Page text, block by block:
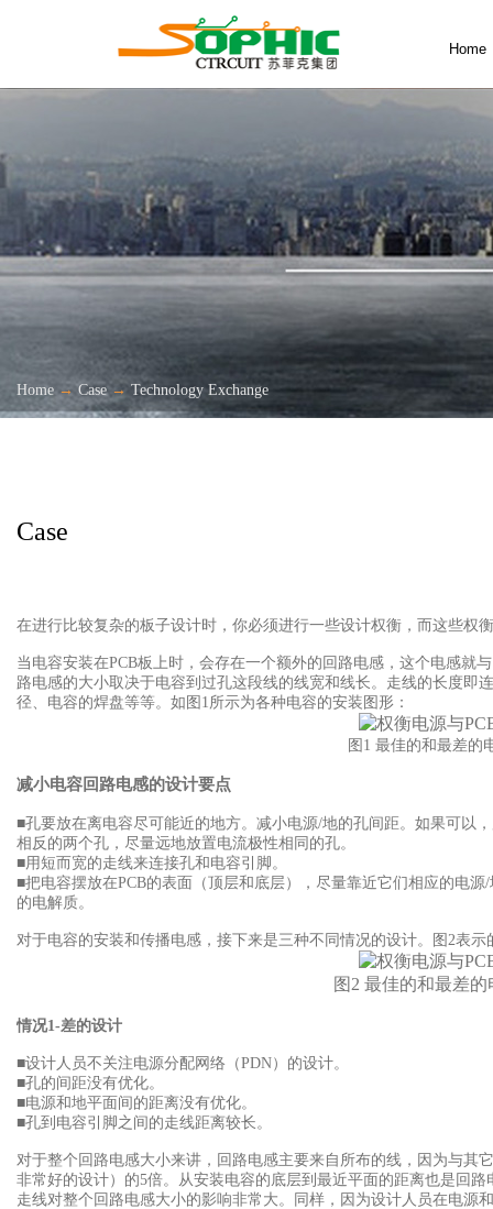
Home
Home → Case → Technology Exchange
Case
在进行比较复杂的板子设计时，你必须进行一些设计权衡，而这些权
当电容安装在PCB板上时，会存在一个额外的回路电感，这个电感就
路电感的大小取决于电容到过孔这段线的线宽和线长。走线的长度即
径、电容的焊盘等等。如图1所示为各种电容的安装图形：
图1 最佳的和最差的
减小电容回路电感的设计要点
■孔要放在离电容尽可能近的地方。减小电源/地的孔间距。如果可以
相反的两个孔，尽量远地放置电流极性相同的孔。
■用短而宽的走线来连接孔和电容引脚。
■把电容摆放在PCB的表面（顶层和底层），尽量靠近它们相应的电
的电解质。
对于电容的安装和传播电感，接下来是三种不同情况的设计。图2表示
图2 最佳的和最差的
情况1-差的设计
■设计人员不关注电源分配网络（PDN）的设计。
■孔的间距没有优化。
■电源和地平面间的距离没有优化。
■孔到电容引脚之间的走线距离较长。
对于整个回路电感大小来讲，回路电感主要来自所布的线，因为与其
非常好的设计）的5倍。从安装电容的底层到最近平面的距离也是回
走线对整个回路电感大小的影响非常大。同样，因为设计人员在电源